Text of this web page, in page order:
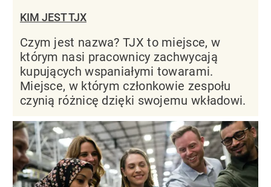
KIM JEST TJX
Czym jest nazwa? TJX to miejsce, w
którym nasi pracownicy zachwycają
kupujących wspaniałymi towarami.
Miejsce, w którym członkowie zespołu
czynią różnicę dzięki swojemu wkładowi.